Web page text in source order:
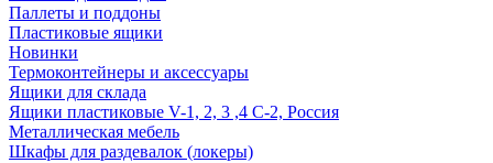
Паллеты и поддоны
Пластиковые ящики
Новинки
Термоконтейнеры и аксессуары
Ящики для склада
Ящики пластиковые V-1, 2, 3 ,4 С-2, Россия
Металлическая мебель
Шкафы для раздевалок (локеры)